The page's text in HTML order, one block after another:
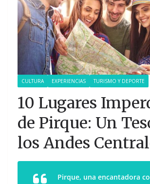
CULTURA EXPERIENCIAS TURISMO Y DEPORTE
10 Lugares
de Pirque: Un
los Andes
Pirque, una encantadora